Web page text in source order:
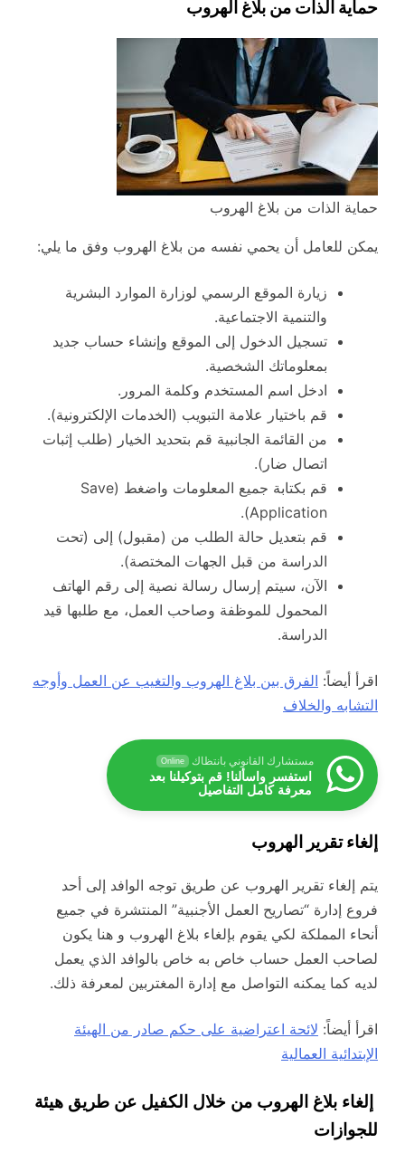
حماية الذات من بلاغ الهروب
حماية الذات من بلاغ الهروب
يمكن للعامل أن يحمي نفسه من بلاغ الهروب وفق ما يلي:
زيارة الموقع الرسمي لوزارة الموارد البشرية
والتنمية الاجتماعية.
تسجيل الدخول إلى الموقع وإنشاء حساب جديد
بمعلوماتك الشخصية.
ادخل اسم المستخدم وكلمة المرور.
قم باختيار علامة التبويب (الخدمات الإلكترونية).
من القائمة الجانبية قم بتحديد الخيار (طلب إثبات
اتصال ضار).
قم بكتابة جميع المعلومات واضغط (Save
Application).
قم بتعديل حالة الطلب من (مقبول) إلى (تحت
الدراسة من قبل الجهات المختصة).
الآن، سيتم إرسال رسالة نصية إلى رقم الهاتف
المحمول للموظفة وصاحب العمل، مع طلبها قيد
الدراسة.
اقرأ أيضاً: الفرق بين بلاغ الهروب والتغيب عن العمل وأوجه
التشابه والخلاف
مستشارك القانوني بانتظاك Online
استفسر واسألنا! قم بتوكيلنا بعد
معرفة كامل التفاصيل
إلغاء تقرير الهروب
يتم إلغاء تقرير الهروب عن طريق توجه الوافد إلى أحد
فروع إدارة “تصاريح العمل الأجنبية” المنتشرة في جميع
أنحاء المملكة لكي يقوم بإلغاء بلاغ الهروب و هنا يكون
لصاحب العمل حساب خاص به خاص بالوافد الذي يعمل
لديه كما يمكنه التواصل مع إدارة المغتربين لمعرفة ذلك.
اقرأ أيضاً: لائحة اعتراضية على حكم صادر من الهيئة
الإبتدائية العمالية
إلغاء بلاغ الهروب من خلال الكفيل عن طريق هيئة
للجوازات